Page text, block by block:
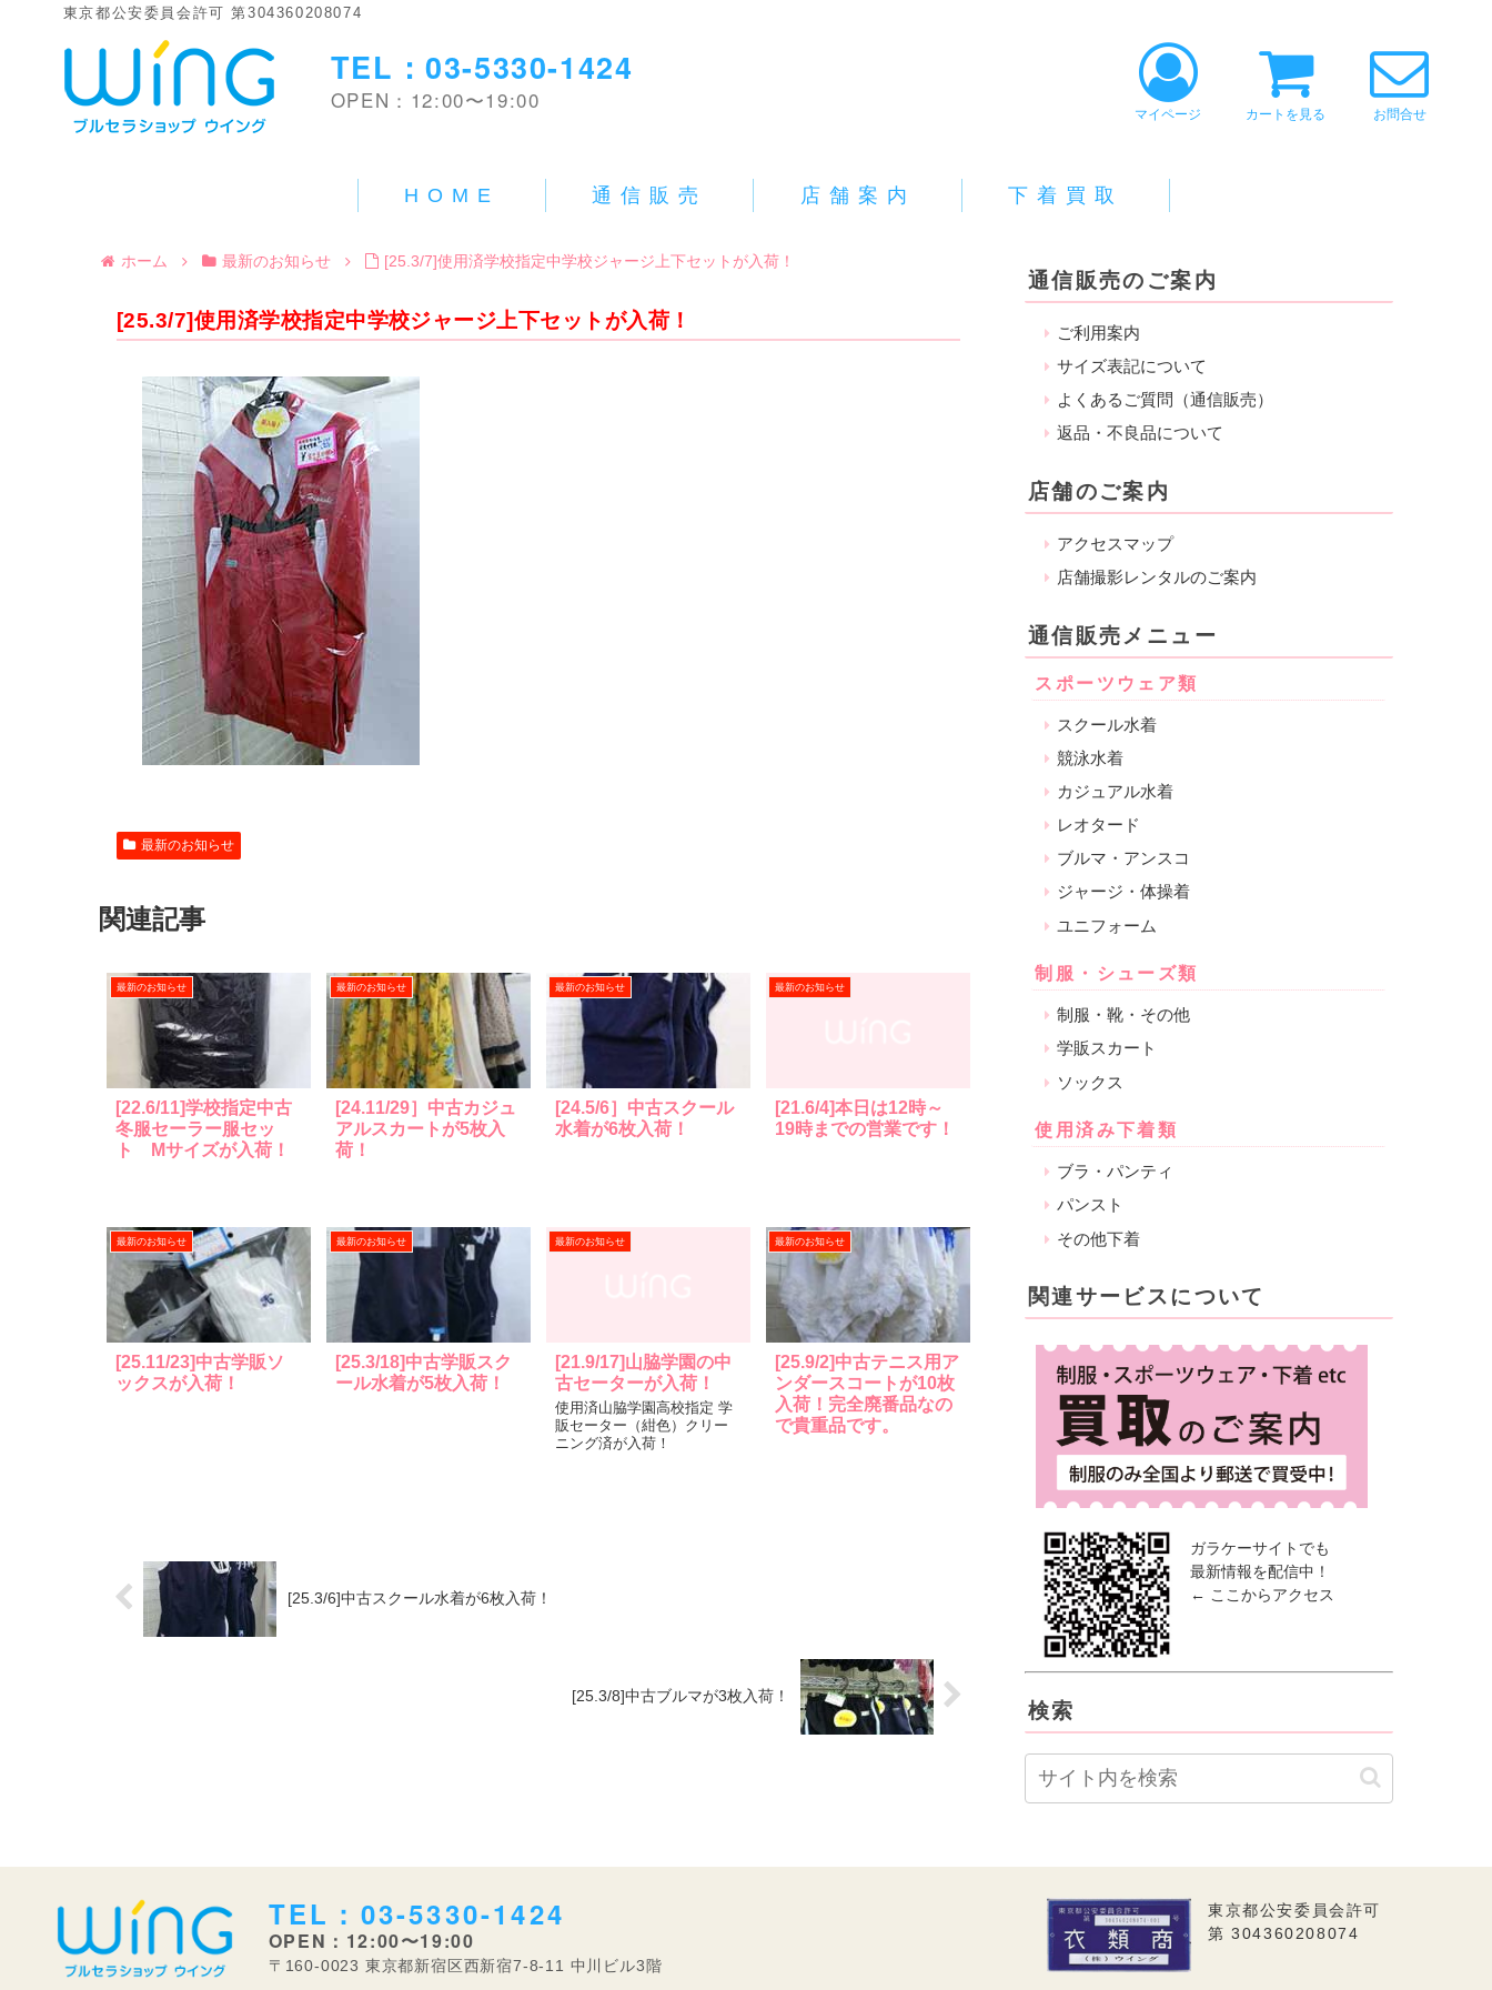
東京都公安委員会許可 第304360208074
TEL：03-5330-1424
OPEN：12:00〜19:00
マイページ カートを見る お問合せ
HOME 通信販売 店舗案内 下着買取
ホーム 最新のお知らせ [25.3/7]使用済学校指定中学校ジャージ上下セットが入荷！
[25.3/7]使用済学校指定中学校ジャージ上下セットが入荷！
最新のお知らせ
関連記事
最新のお知らせ
[22.6/11]学校指定中古
冬服セーラー服セッ
ト Mサイズが入荷！
最新のお知らせ
[24.11/29］中古カジュ
アルスカートが5枚入
荷！
最新のお知らせ
[24.5/6］中古スクール
水着が6枚入荷！
最新のお知らせ
[21.6/4]本日は12時～
19時までの営業です！
最新のお知らせ
[25.11/23]中古学販ソ
ックスが入荷！
最新のお知らせ
[25.3/18]中古学販スク
ール水着が5枚入荷！
最新のお知らせ
[21.9/17]山脇学園の中
古セーターが入荷！
使用済山脇学園高校指定 学
販セーター（紺色）クリー
ニング済が入荷！
最新のお知らせ
[25.9/2]中古テニス用ア
ンダースコートが10枚
入荷！完全廃番品なの
で貴重品です。
[25.3/6]中古スクール水着が6枚入荷！
[25.3/8]中古ブルマが3枚入荷！
通信販売のご案内
ご利用案内
サイズ表記について
よくあるご質問（通信販売）
返品・不良品について
店舗のご案内
アクセスマップ
店舗撮影レンタルのご案内
通信販売メニュー
スポーツウェア類
スクール水着
競泳水着
カジュアル水着
レオタード
ブルマ・アンスコ
ジャージ・体操着
ユニフォーム
制服・シューズ類
制服・靴・その他
学販スカート
ソックス
使用済み下着類
ブラ・パンティ
パンスト
その他下着
関連サービスについて
ガラケーサイトでも
最新情報を配信中！
← ここからアクセス
検索
TEL：03-5330-1424
OPEN：12:00〜19:00
〒160-0023 東京都新宿区西新宿7-8-11 中川ビル3階
東京都公安委員会許可
第 304360208074